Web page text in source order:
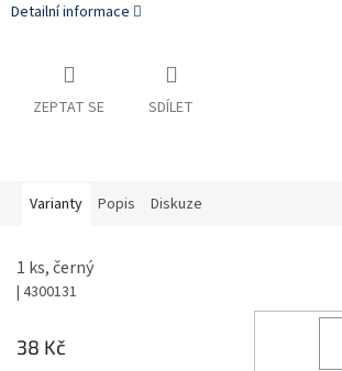
Detailní informace
ZEPTAT SE SDÍLET
Varianty Popis Diskuze
1 ks, černý
| 4300131
38 Kč